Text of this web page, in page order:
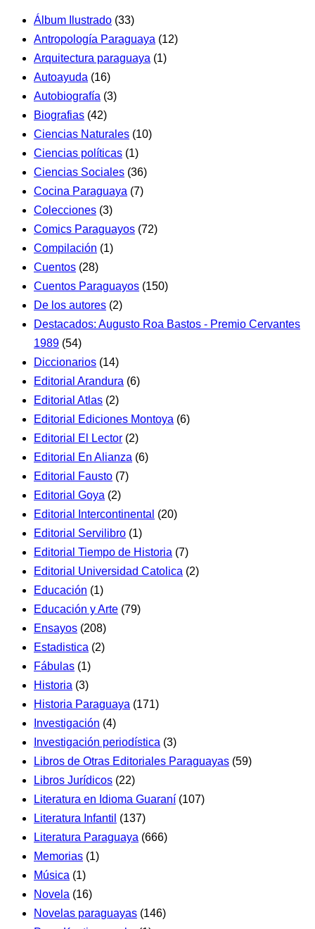
Álbum Ilustrado (33)
Antropología Paraguaya (12)
Arquitectura paraguaya (1)
Autoayuda (16)
Autobiografía (3)
Biografias (42)
Ciencias Naturales (10)
Ciencias políticas (1)
Ciencias Sociales (36)
Cocina Paraguaya (7)
Colecciones (3)
Comics Paraguayos (72)
Compilación (1)
Cuentos (28)
Cuentos Paraguayos (150)
De los autores (2)
Destacados: Augusto Roa Bastos - Premio Cervantes
1989 (54)
Diccionarios (14)
Editorial Arandura (6)
Editorial Atlas (2)
Editorial Ediciones Montoya (6)
Editorial El Lector (2)
Editorial En Alianza (6)
Editorial Fausto (7)
Editorial Goya (2)
Editorial Intercontinental (20)
Editorial Servilibro (1)
Editorial Tiempo de Historia (7)
Editorial Universidad Catolica (2)
Educación (1)
Educación y Arte (79)
Ensayos (208)
Estadistica (2)
Fábulas (1)
Historia (3)
Historia Paraguaya (171)
Investigación (4)
Investigación periodística (3)
Libros de Otras Editoriales Paraguayas (59)
Libros Jurídicos (22)
Literatura en Idioma Guaraní (107)
Literatura Infantil (137)
Literatura Paraguaya (666)
Memorias (1)
Música (1)
Novela (16)
Novelas paraguayas (146)